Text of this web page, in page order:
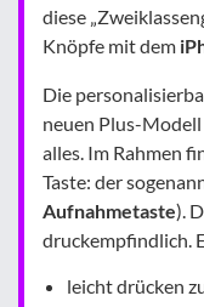
diese
Knöpfe mit dem
Die
neuen Plus-
alles. Im Rahmen
Taste: der
Aufnahmetaste).
druckempfindlich.
leicht drücken